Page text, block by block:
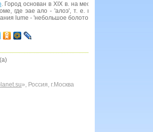
. Город основан в XIX в. на месте рыбачьей
где эае ало - 'алоэ', т. е. название
lume - 'небольшое болото'.
», Россия, г.Москва